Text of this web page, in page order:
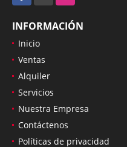
INFORMACIÓN
Inicio
Ventas
Alquiler
Servicios
Nuestra Empresa
Contáctenos
Políticas de privacidad